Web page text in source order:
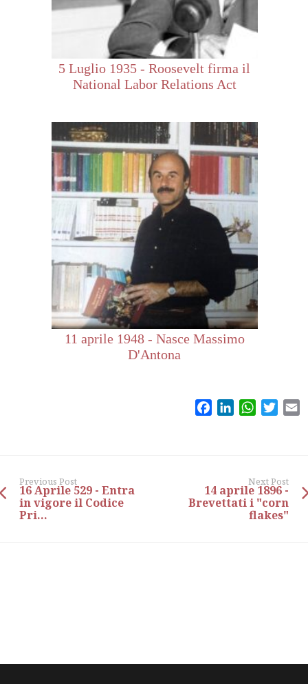
5 Luglio 1935 - Roosevelt firma il
National Labor Relations Act
11 aprile 1948 - Nasce Massimo
D'Antona
FacebookLinkedIn
Previous Post
16 Aprile 529 - Entra
in vigore il Codice
Pri...
Next Post
14 aprile 1896 -
Brevettati i "corn
flakes"